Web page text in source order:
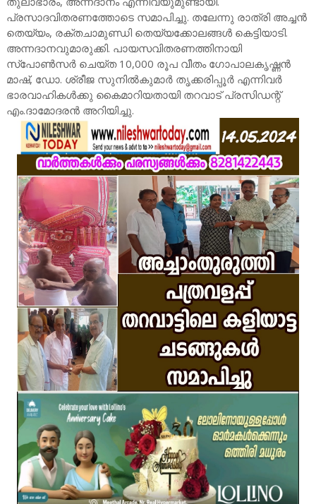
പ്രസാദവിതരണത്തോടെ സമാപിച്ചു. തലേന്നു രാത്രി അച്ചൻ
തെയ്യം, രക്തചാമുണ്ഡി തെയ്യക്കോലങ്ങൾ കെട്ടിയാടി.
അന്നദാനവുമാരുക്കി. പായസവിതരണത്തിനായി
സ്പോൺസർ ചെയ്ത 10,000 രൂപ വീതം ഗോപാലകൃഷ്ണൻ
മാഷ്, ഡോ. ശ്രീജ സുനിൽകുമാർ തൃക്കരിപ്പൂർ എന്നിവർ
ഭാരവാഹികൾക്കു കൈമാറിയതായി തറവാട് പ്രസിഡന്റ്
എം.ദാമോദരൻ അറിയിച്ചു.